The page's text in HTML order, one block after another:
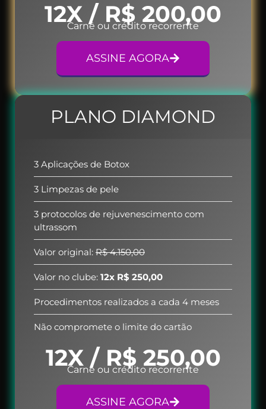
12X / R$ 200,00
Carnê ou crédito recorrente
ASSINE AGORA
PLANO DIAMOND
3 Aplicações de Botox
3 Limpezas de pele
3 protocolos de rejuvenescimento com
ultrassom
Valor original: R$ 4.150,00
Valor no clube: 12x R$ 250,00
Procedimentos realizados a cada 4 meses
Não compromete o limite do cartão
12X / R$ 250,00
Carnê ou crédito recorrente
ASSINE AGORA